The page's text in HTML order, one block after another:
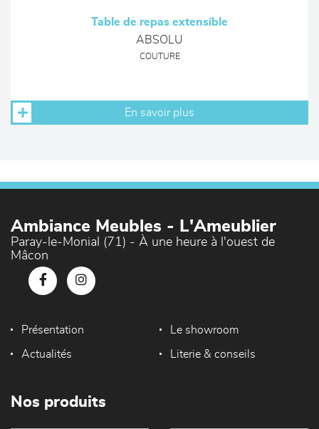
Table de repas extensible
ABSOLU
COUTURE
En savoir plus
Ambiance Meubles - L'Ameublier
Paray-le-Monial (71) - À une heure à l'ouest de
Mâcon
Présentation Le showroom
Actualités Literie & conseils
Nos produits